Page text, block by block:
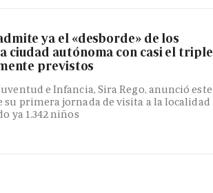
ya el «desborde» de los
ciudad autónoma con casi el triple
previstos
e Infancia, Sira Rego, anunció este
primera jornada de visita a la localidad
ya 1.342 niños